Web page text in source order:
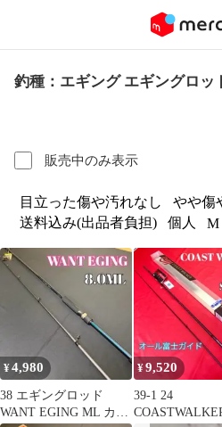
釣種：エギング エギングロッ
販売中のみ表示
目立った傷や汚れなし
やや傷
送料込み(出品者負担)
個人 M
¥4,980
38 エギングロッド
WANT EGING ML カー
¥9,520
39-1 24